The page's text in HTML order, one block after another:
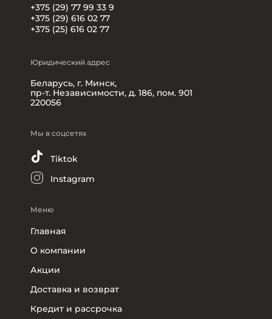
+375 (29) 77 99 33 9
+375 (29) 616 02 77
+375 (25) 616 02 77
Юридический адрес
Беларусь, г. Минск,
пр-т. Независимости, д. 186, пом. 901
220056
Мы в соцсетях
Tiktok
Instagram
Меню
Главная
О компании
Акции
Доставка и возврат
Кредит и рассрочка